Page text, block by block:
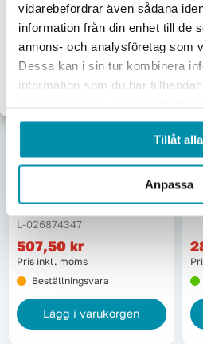
vidarebefordrar även sådana
information från din enhet till de
annons- och analysföretag som
Dessa kan i sin tur kombinera
information som du har
Tillåt alla
Anpassa
Skickas omgående
Lägg i varukorgen
L-026874347
507,50 kr
Pris inkl. moms
Beställningsvara
Lägg i varukorgen
L-
Jag handlar
Företag
Exkl. moms